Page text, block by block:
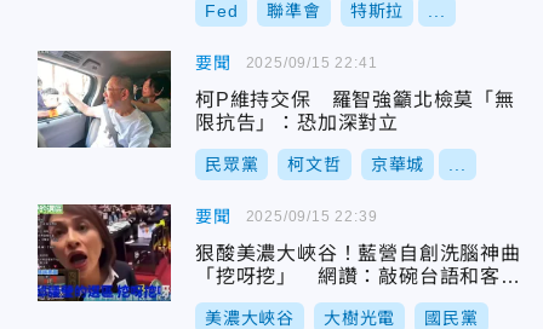
Fed 聯準會 特斯拉
要聞
柯P維持交保 羅智強籲北檢莫「無
限抗告」：恐加深對立
民眾黨 柯文哲 京華城
2025/09/15 22:41
要聞
狠酸美濃大峽谷！藍營自創洗腦神曲
「挖呀挖」 網讚：敲碗台語和客語
版
美濃大峽谷 大樹光電 國民黨
2025/09/15 22:39